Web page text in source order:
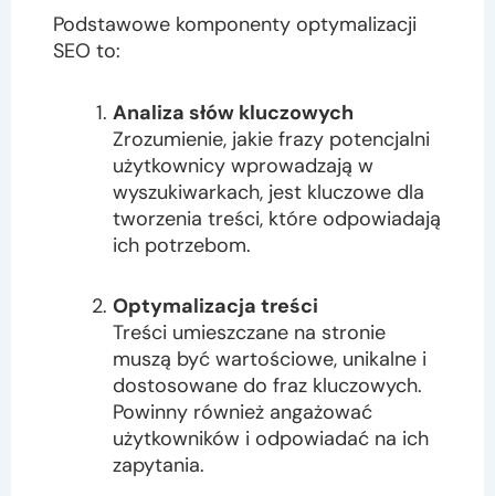
Podstawowe komponenty optymalizacji
SEO to:
Analiza słów kluczowych
Zrozumienie, jakie frazy potencjalni
użytkownicy wprowadzają w
wyszukiwarkach, jest kluczowe dla
tworzenia treści, które odpowiadają
ich potrzebom.
Optymalizacja treści
Treści umieszczane na stronie
muszą być wartościowe, unikalne i
dostosowane do fraz kluczowych.
Powinny również angażować
użytkowników i odpowiadać na ich
zapytania.